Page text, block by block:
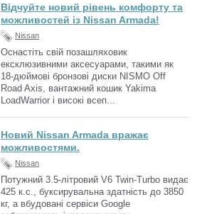
Відчуйте новий рівень комфорту та
можливостей із Nissan Armada!
Nissan
Оснастіть свій позашляховик
ексклюзивними аксесуарами, такими як
18-дюймові бронзові диски NISMO Off
Road Axis, вантажний кошик Yakima
LoadWarrior і високі всеп...
Новий Nissan Armada вражає
можливостями.
Nissan
Потужний 3.5-літровий V6 Twin-Turbo видає
425 к.с., буксирувальна здатність до 3850
кг, а вбудовані сервіси Google